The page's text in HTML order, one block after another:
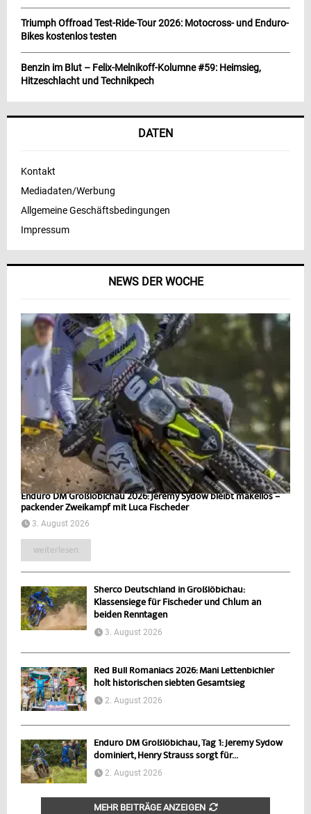
NEWS DER WOCHE
Enduro DM Großlöbichau 2026: Jeremy Sydow bleibt makellos –
packender Zweikampf mit Luca Fischeder
3. August 2026
weiterlesen
Sherco Deutschland in Großlöbichau:
Klassensiege für Fischeder und Chlum an
beiden Renntagen
3. August 2026
Red Bull Romaniacs 2026: Mani Lettenbichler
holt historischen siebten Gesamtsieg
2. August 2026
Enduro DM Großlöbichau, Tag 1: Jeremy Sydow
dominiert, Henry Strauss sorgt für...
2. August 2026
MEHR BEITRÄGE ANZEIGEN
Triumph Offroad Test-Ride-Tour 2026: Motocross- und Enduro-
Bikes kostenlos testen
Benzin im Blut – Felix-Melnikoff-Kolumne #59: Heimsieg,
Hitzeschlacht und Technikpech
DATEN
Kontakt
Mediadaten/Werbung
Allgemeine Geschäftsbedingungen
Impressum